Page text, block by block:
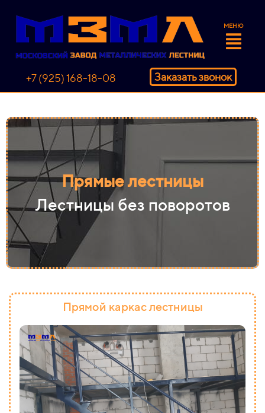
МЕНЮ
+7 (925) 168-18-08 Заказать звонок
Прямые лестницы
Лестницы без поворотов
Прямой каркас лестницы